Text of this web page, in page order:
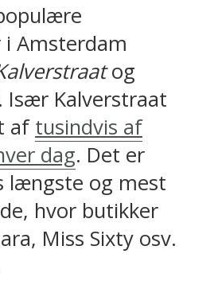
i Amsterdam
og
Især Kalverstraat
af tusindvis af
dag. Det er
længste og mest
hvor butikker
Miss Sixty osv.